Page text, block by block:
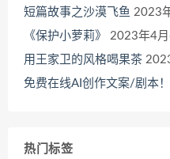
短篇故事之沙漠飞鱼 2023
《保护小萝莉》
2023年4月
用王家卫的风格喝果茶
免费在线AI创作文案/剧本！
热门标签